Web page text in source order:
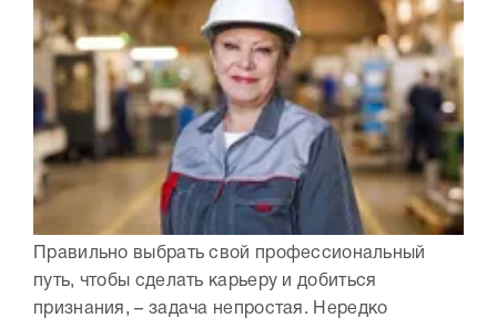
Правильно выбрать свой профессиональный
путь, чтобы сделать карьеру и добиться
признания, – задача непростая. Нередко